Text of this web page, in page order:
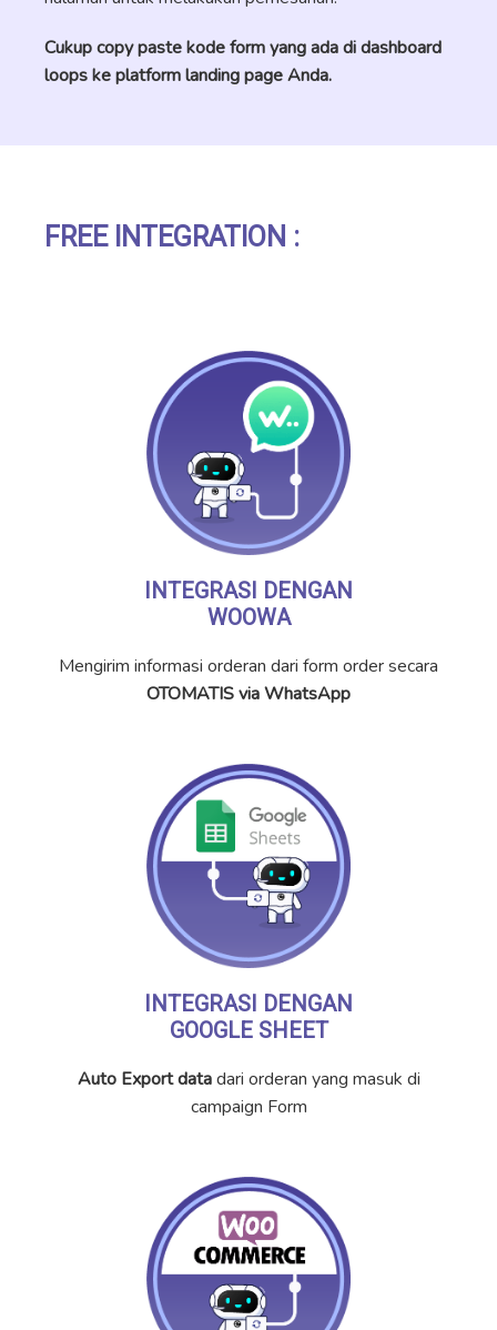
Cukup copy paste kode form yang ada di dashboard
loops ke platform landing page Anda.
FREE INTEGRATION :
INTEGRASI DENGAN
WOOWA
Mengirim informasi orderan dari form order secara
OTOMATIS via WhatsApp
INTEGRASI DENGAN
GOOGLE SHEET
Auto Export datadari orderan yang masuk di
campaign Form